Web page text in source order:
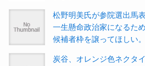
松野明美氏が参院選出馬
一生懸命政治家になるた
候補者枠を譲ってほしい。
炭谷、オレンジ色ネクタ